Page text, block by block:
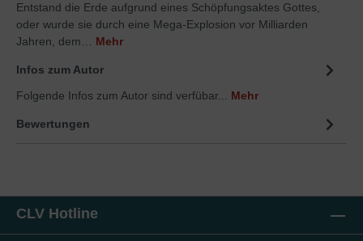
Entstand die Erde aufgrund eines Schöpfungsaktes Gottes,
oder wurde sie durch eine Mega-Explosion vor Milliarden
Jahren, dem… Mehr
Infos zum Autor
Folgende Infos zum Autor sind verfübar... Mehr
Bewertungen
CLV Hotline